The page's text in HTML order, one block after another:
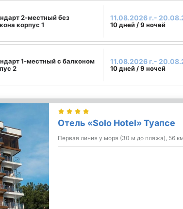
2-местный без
корпус 1
11.08.2026 г.-
10 дней / 9 ночей
1-местный с балконом
2
11.08.2026 г.-
10 дней / 9 ночей
Отель «Solo Hotel» Туапсе
Первая линия у моря (30 м до пляжа), 56